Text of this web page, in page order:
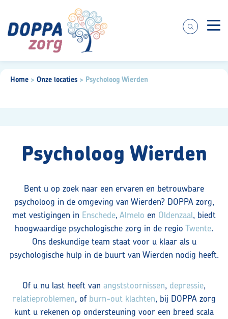
Praktische informatie
Werken bij
Contact
Maak kennis met ons team
Home > Onze locaties > Psycholoog Wierden
Psycholoog Wierden
Bent u op zoek naar een ervaren en betrouwbare
psycholoog in de omgeving van Wierden? DOPPA zorg,
met vestigingen in Enschede,Almelo en Oldenzaal, biedt
hoogwaardige psychologische zorg in de regio Twente.
Ons deskundige team staat voor u klaar als u
psychologische hulp in de buurt van Wierden nodig heeft.
Of u nu last heeft van angststoornissen, depressie,
relatieproblemen, ofburn-out klachten, bij DOPPA zorg
kunt u rekenen op ondersteuning voor een breed scala